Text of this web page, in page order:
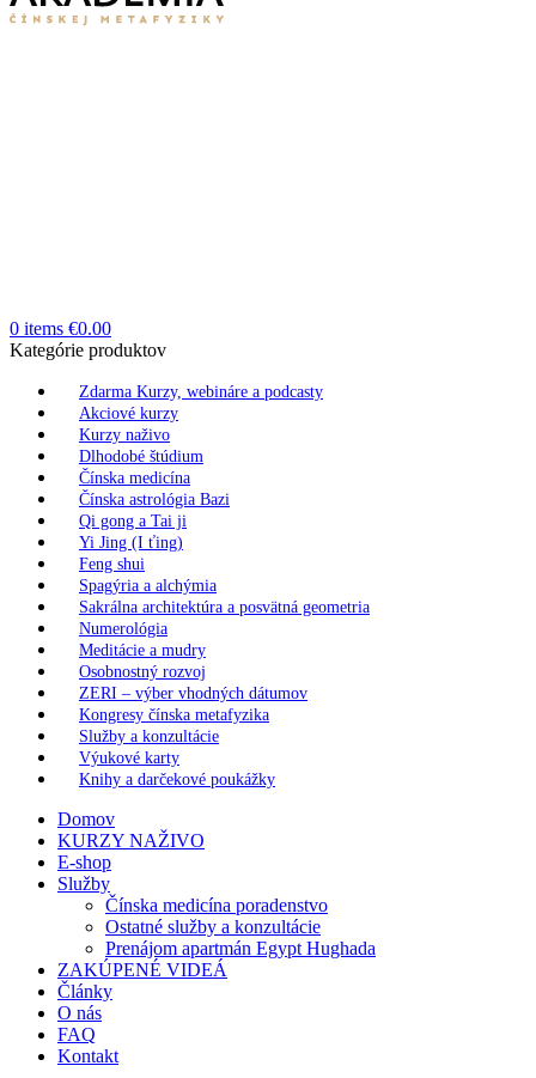
0 items €0.00
Kategórie produktov
Zdarma Kurzy, webináre a podcasty
Akciové kurzy
Kurzy naživo
Dlhodobé štúdium
Čínska medicína
Čínska astrológia Bazi
Qi gong a Tai ji
Yi Jing (I ťing)
Feng shui
Spagýria a alchýmia
Sakrálna architektúra a posvätná geometria
Numerológia
Meditácie a mudry
Osobnostný rozvoj
ZERI – výber vhodných dátumov
Kongresy čínska metafyzika
Služby a konzultácie
Výukové karty
Knihy a darčekové poukážky
Domov
KURZY NAŽIVO
E-shop
Služby
Čínska medicína poradenstvo
Ostatné služby a konzultácie
Prenájom apartmán Egypt Hughada
ZAKÚPENÉ VIDEÁ
Články
O nás
FAQ
Kontakt